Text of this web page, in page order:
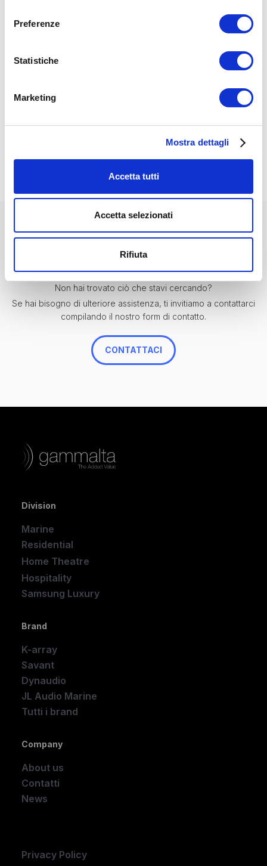
Preferenze
Statistiche
Marketing
Mostra dettagli
Accetta tutti
Accetta selezionati
Rifiuta
• Larghezza 43.75’’
• Fit Space: 18.25” (w) x 7” (h) x 2.75” (d)
Disponibile standard in Rovere chiaro, Noce scuro, Ciliegio,
opzionalmente verniciato con qualsiasi altro colore
ABBIAMO ALTRE OPZIONI CHE POTREBBERO
Non hai trovato ciò che stavi cercando?
Se hai bisogno di ulteriore assistenza, ti invitiamo a contattarci
compilando il nostro form di contatto.
CONTATTACI
Division
Marine
Residential
Home Theatre
Hospitality
Samsung Luxury
Brand
K-array
Savant
Dynaudio
JL Audio Marine
Tutti i brand
Company
About us
Contatti
News
Privacy Policy